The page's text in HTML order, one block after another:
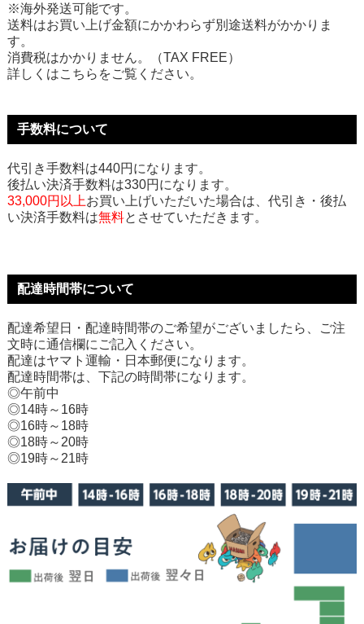
※海外発送可能です。
送料はお買い上げ金額にかかわらず別途送料がかかりま
す。
消費税はかかりません。（TAX FREE）
詳しくはこちらをご覧ください。
手数料について
代引き手数料は440円になります。
後払い決済手数料は330円になります。
33,000円以上お買い上げいただいた場合は、代引き・後払
い決済手数料は無料とさせていただきます。
配達時間帯について
配達希望日・配達時間帯のご希望がございましたら、ご注
文時に通信欄にご記入ください。
配達はヤマト運輸・日本郵便になります。
配達時間帯は、下記の時間帯になります。
◎午前中
◎14時～16時
◎16時～18時
◎18時～20時
◎19時～21時